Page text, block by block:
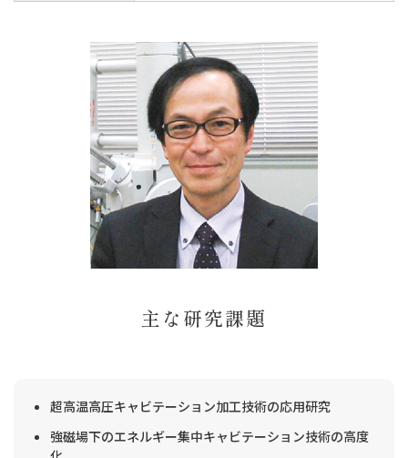
主な研究課題
超高温高圧キャビテーション加工技術の応用研究
強磁場下のエネルギー集中キャビテーション技術の高度